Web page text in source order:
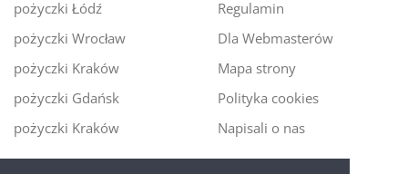
pożyczki Łódź
pożyczki Wrocław
pożyczki Kraków
pożyczki Gdańsk
pożyczki Kraków
Regulamin
Dla Webmasterów
Mapa strony
Polityka cookies
Napisali o nas